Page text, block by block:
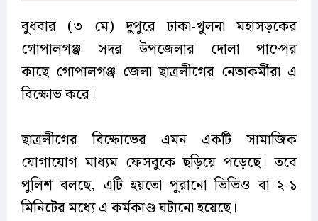
বুধবার (৩ মে) দুপুরে ঢাকা-খুলনা মহাসড়কের
গোপালগঞ্জ সদর উপজেলার দোলা পাম্পের
কাছে গোপালগঞ্জ জেলা ছাত্রলীগের নেতাকর্মীরা এ
বিক্ষোভ করে।
ছাত্রলীগের বিক্ষোভের এমন একটি সামাজিক
যোগাযোগ মাধ্যম ফেসবুকে ছড়িয়ে পড়েছে। তবে
পুলিশ বলছে, এটি হয়তো পুরানো ভিভিও বা ২-১
মিনিটের মধ্যে এ কর্মকাণ্ড ঘটানো হয়েছে।